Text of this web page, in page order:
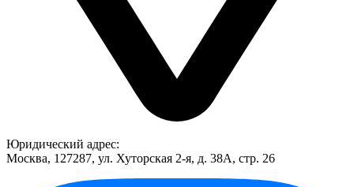
Юридический адрес:
Москва, 127287, ул. Хуторская 2-я, д. 38А, стр. 26